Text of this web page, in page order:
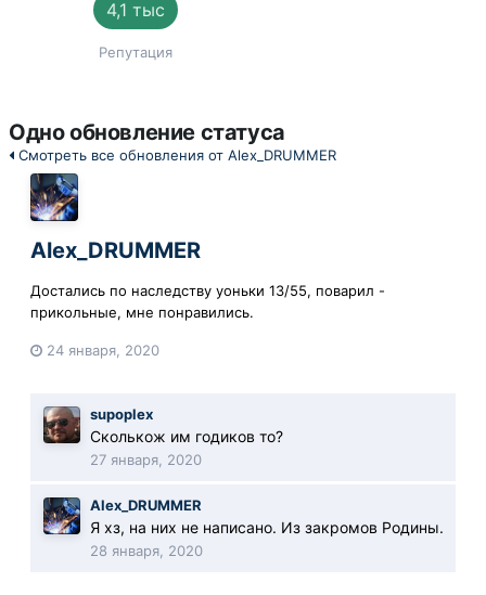
4,1 тыс
Репутация
Одно обновление статуса
Смотреть все обновления от Alex_DRUMMER
Alex_DRUMMER
Достались по наследству уоньки 13/55, поварил -
прикольные, мне понравились.
24 января, 2020
supoplex
Сколькож им годиков то?
27 января, 2020
Alex_DRUMMER
Я хз, на них не написано. Из закромов Родины.
28 января, 2020